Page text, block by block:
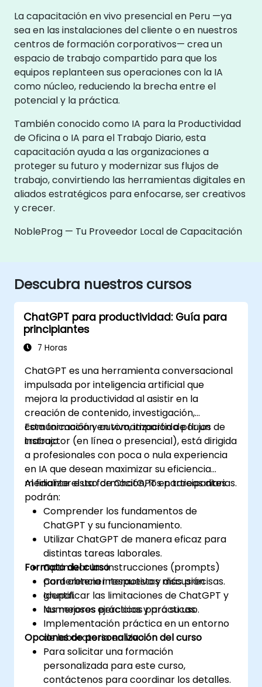
La capacitación en vivo presencial en Peru —ya
sea en las instalaciones del cliente o en nuestros
centros de formación corporativos— crea un
espacio de trabajo compartido para que los
equipos replanteen sus operaciones con la IA
como núcleo, reduciendo la brecha entre el
potencial y la práctica.
También conocido como IA para la Productividad
de Oficina o IA para el Trabajo Diario, esta
capacitación ayuda a las organizaciones a
proteger su futuro y modernizar sus flujos de
trabajo, convirtiendo las herramientas digitales en
aliados estratégicos para enfocarse, ser creativos
y crecer.
NobleProg — Tu Proveedor Local de Capacitación
Descubra nuestros cursos
ChatGPT para productividad: Guía para
principiantes
7 Horas
ChatGPT es una herramienta conversacional
impulsada por inteligencia artificial que
mejora la productividad al asistir en la
creación de contenido, investigación,
comunicación y automatización de flujos de
trabajo.
Esta formación en vivo, impartida por un
instructor (en línea o presencial), está dirigida
a profesionales con poca o nula experiencia
en IA que desean maximizar su eficiencia
mediante el uso de ChatGPT en tareas diarias.
Al finalizar esta formación, los participantes
podrán:
Comprender los fundamentos de
ChatGPT y su funcionamiento.
Utilizar ChatGPT de manera eficaz para
distintas tareas laborales.
Optimizar las instrucciones (prompts)
para obtener respuestas más precisas.
Identificar las limitaciones de ChatGPT y
las mejores prácticas para su uso.
Formato del curso
Conferencia interactiva y discusión
grupal.
Numerosos ejercicios y prácticas.
Implementación práctica en un entorno
de laboratorio en vivo.
Opciones de personalización del curso
Para solicitar una formación
personalizada para este curso,
contáctenos para coordinar los detalles.